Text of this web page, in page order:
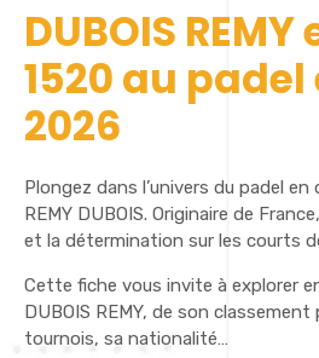
DUBOIS
1520 au
2026
Plongez dans l’univers du padel
REMY DUBOIS. Originaire de
et la détermination sur les courts
Cette fiche vous invite à explorer
DUBOIS REMY, de son
tournois, sa nationalité…